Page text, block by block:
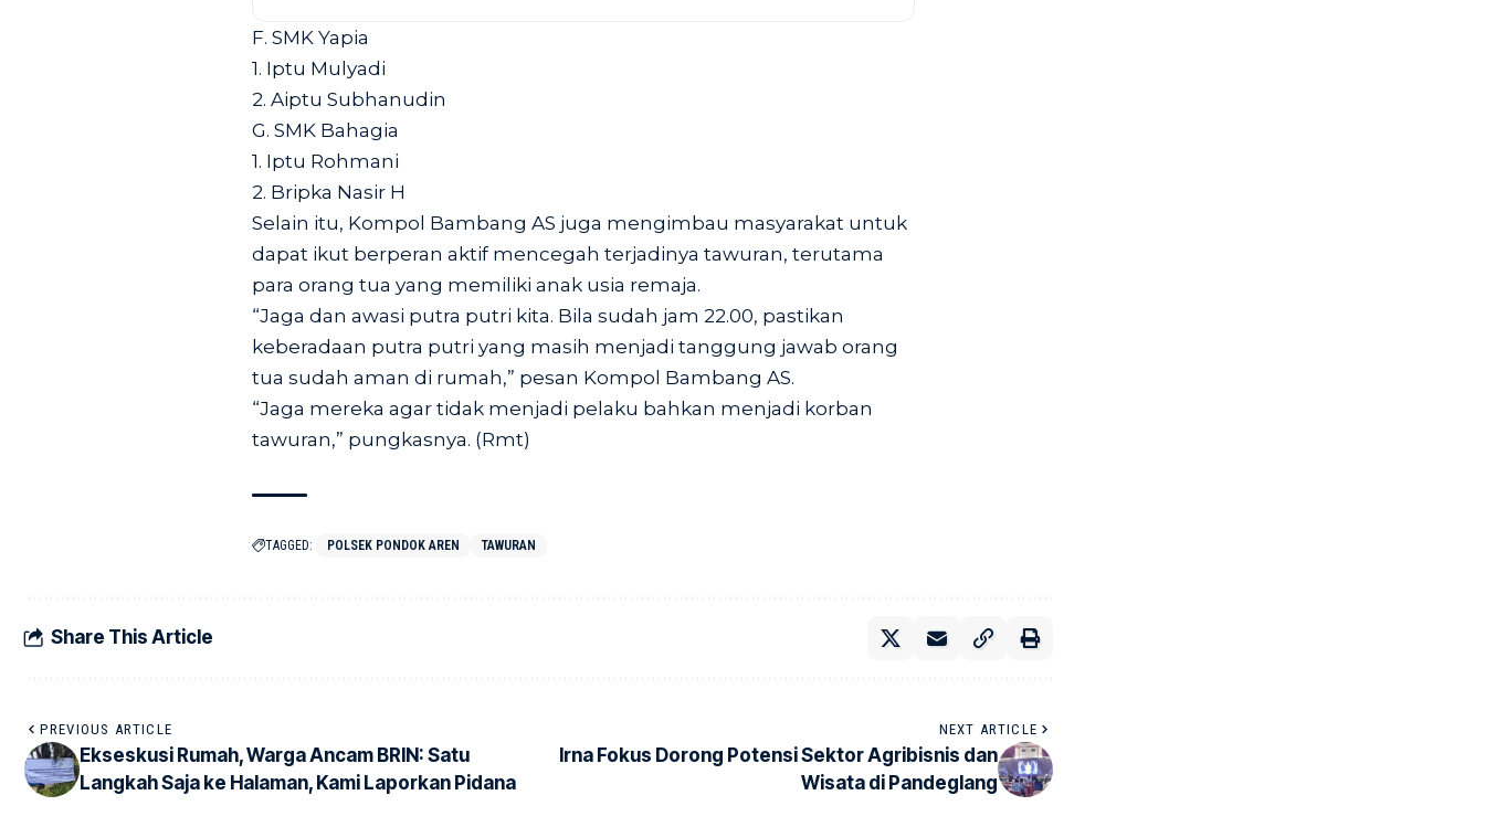
F. SMK Yapia
1. Iptu Mulyadi
2. Aiptu Subhanudin
G. SMK Bahagia
1. Iptu Rohmani
2. Bripka Nasir H
Selain itu, Kompol Bambang AS juga mengimbau masyarakat untuk
dapat ikut berperan aktif mencegah terjadinya tawuran, terutama
para orang tua yang memiliki anak usia remaja.
“Jaga dan awasi putra putri kita. Bila sudah jam 22.00, pastikan
keberadaan putra putri yang masih menjadi tanggung jawab orang
tua sudah aman di rumah,” pesan Kompol Bambang AS.
“Jaga mereka agar tidak menjadi pelaku bahkan menjadi korban
tawuran,” pungkasnya. (Rmt)
TAGGED: POLSEK PONDOK AREN TAWURAN
Share This Article
PREVIOUS ARTICLE
Ekseskusi Rumah, Warga Ancam BRIN: Satu
Langkah Saja ke Halaman, Kami Laporkan Pidana
NEXT ARTICLE
Irna Fokus Dorong Potensi Sektor Agribisnis dan
Wisata di Pandeglang